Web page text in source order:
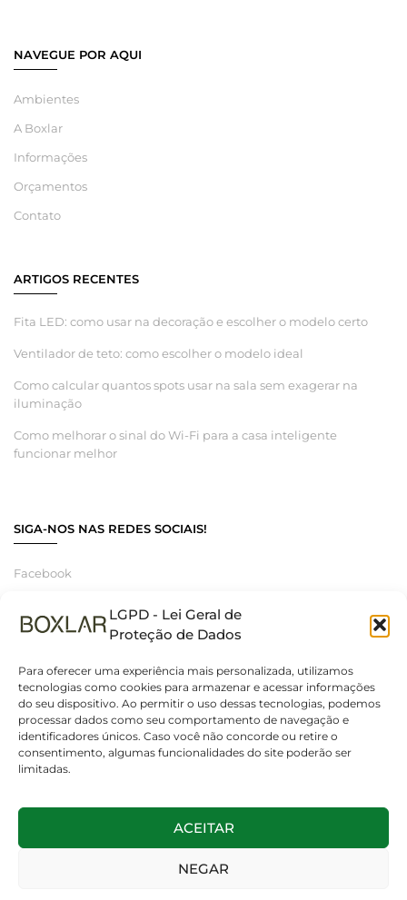
LGPD - Lei Geral de
Proteção de Dados
Para oferecer uma experiência mais personalizada, utilizamos
tecnologias como cookies para armazenar e acessar informações
do seu dispositivo. Ao permitir o uso dessas tecnologias, podemos
processar dados como seu comportamento de navegação e
identificadores únicos. Caso você não concorde ou retire o
consentimento, algumas funcionalidades do site poderão ser
limitadas.
ACEITAR
NEGAR
NAVEGUE POR AQUI
Ambientes
A Boxlar
Informações
Orçamentos
Contato
ARTIGOS RECENTES
Fita LED: como usar na decoração e escolher o modelo certo
Ventilador de teto: como escolher o modelo ideal
Como calcular quantos spots usar na sala sem exagerar na
iluminação
Como melhorar o sinal do Wi-Fi para a casa inteligente
funcionar melhor
SIGA-NOS NAS REDES SOCIAIS!
Facebook
Linkedin
© 2025 Boxlar | Soluções em iluminação, elétrica e smart home.
Todos os direitos reservados. – CNPJ 55.267.682/0001-95